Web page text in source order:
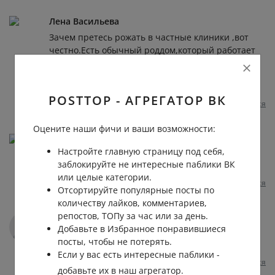
Лена Васильева
Зачем претесь рожать в частные клиники ,вот
честно.Есть обычный роддом,который работает
1 год назад 0 Отвечать Пожаловаться
Сейчас в частных клиниках , очень много
смертельных случаев (и не только при родах
1 год назад Пожаловаться
Админ паблика
‼ Новости Новосибирска без цензуры —>
t.me/+caNRf-kZpiRkMWEy
Пожаловаться
POSTTOP - АГРЕГАТОР ВК
Оцените наши фичи и ваши возможности:
Настройте главную страницу под себя,
заблокируйте не интересные паблики ВК
или целые категории.
Отсортируйте популярные посты по
количеству лайков, комментариев,
репостов, ТОПу за час или за день.
Добавьте в Избранное понравившиеся
посты, чтобы не потерять.
Если у вас есть интересные паблики -
добавьте их в наш агрегатор.